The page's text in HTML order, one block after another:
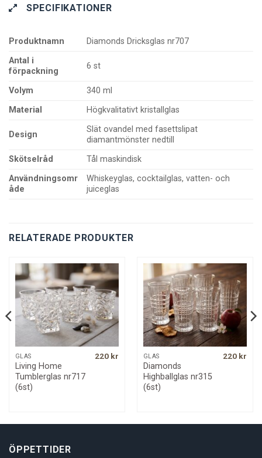
SPECIFIKATIONER
Produktnamn
Diamonds Dricksglas nr707
Antal i
förpackning
6 st
Volym
340 ml
Material
Högkvalitativt kristallglas
Design
Slät ovandel med fasettslipat
diamantmönster nedtill
Skötselråd
Tål maskindisk
Användningsomr
åde
Whiskeyglas, cocktailglas, vatten- och
juiceglas
RELATERADE PRODUKTER
GLAS
Living Home
Tumblerglas nr717
(6st)
220 kr GLAS
Diamonds
Highballglas nr315
(6st)
220 kr
ÖPPETTIDER